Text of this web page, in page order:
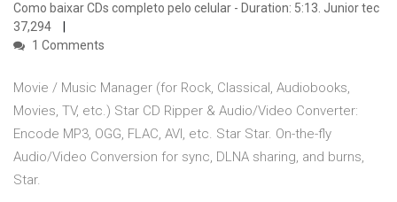
Como baixar CDs completo pelo celular - Duration: 5:13. Junior tec
37,294
1 Comments
Movie / Music Manager (for Rock, Classical, Audiobooks,
Movies, TV, etc.) Star CD Ripper & Audio/Video Converter:
Encode MP3, OGG, FLAC, AVI, etc. Star Star. On-the-fly
Audio/Video Conversion for sync, DLNA sharing, and burns,
Star.